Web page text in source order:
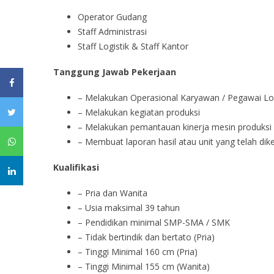
Operator Gudang
Staff Administrasi
Staff Logistik & Staff Kantor
Tanggung Jawab Pekerjaan
– Melakukan Operasional Karyawan / Pegawai
– Melakukan kegiatan produksi
– Melakukan pemantauan kinerja mesin produksi
– Membuat laporan hasil atau unit yang telah
Kualifikasi
– Pria dan Wanita
– Usia maksimal 39 tahun
– Pendidikan minimal SMP-SMA / SMK
– Tidak bertindik dan bertato (Pria)
– Tinggi Minimal 160 cm (Pria)
– Tinggi Minimal 155 cm (Wanita)